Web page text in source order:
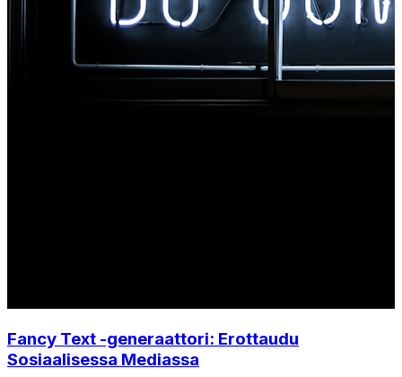
Fancy Text -generaattori: Erottaudu
Sosiaalisessa Mediassa